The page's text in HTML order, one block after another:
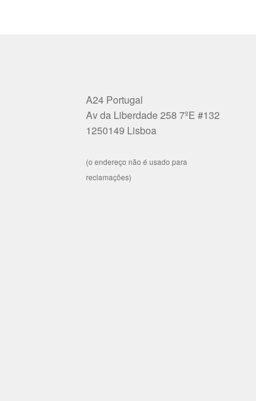
A24 Portugal
Av da Liberdade 258 7ºE #132
1250149 Lisboa
(o endereço não é usado para
reclamações)